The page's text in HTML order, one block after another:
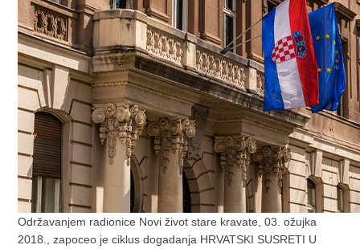
Održavanjem radionice Novi život stare kravate, 03. ožujka
2018., zapoceo je ciklus dogadanja HRVATSKI SUSRETI U